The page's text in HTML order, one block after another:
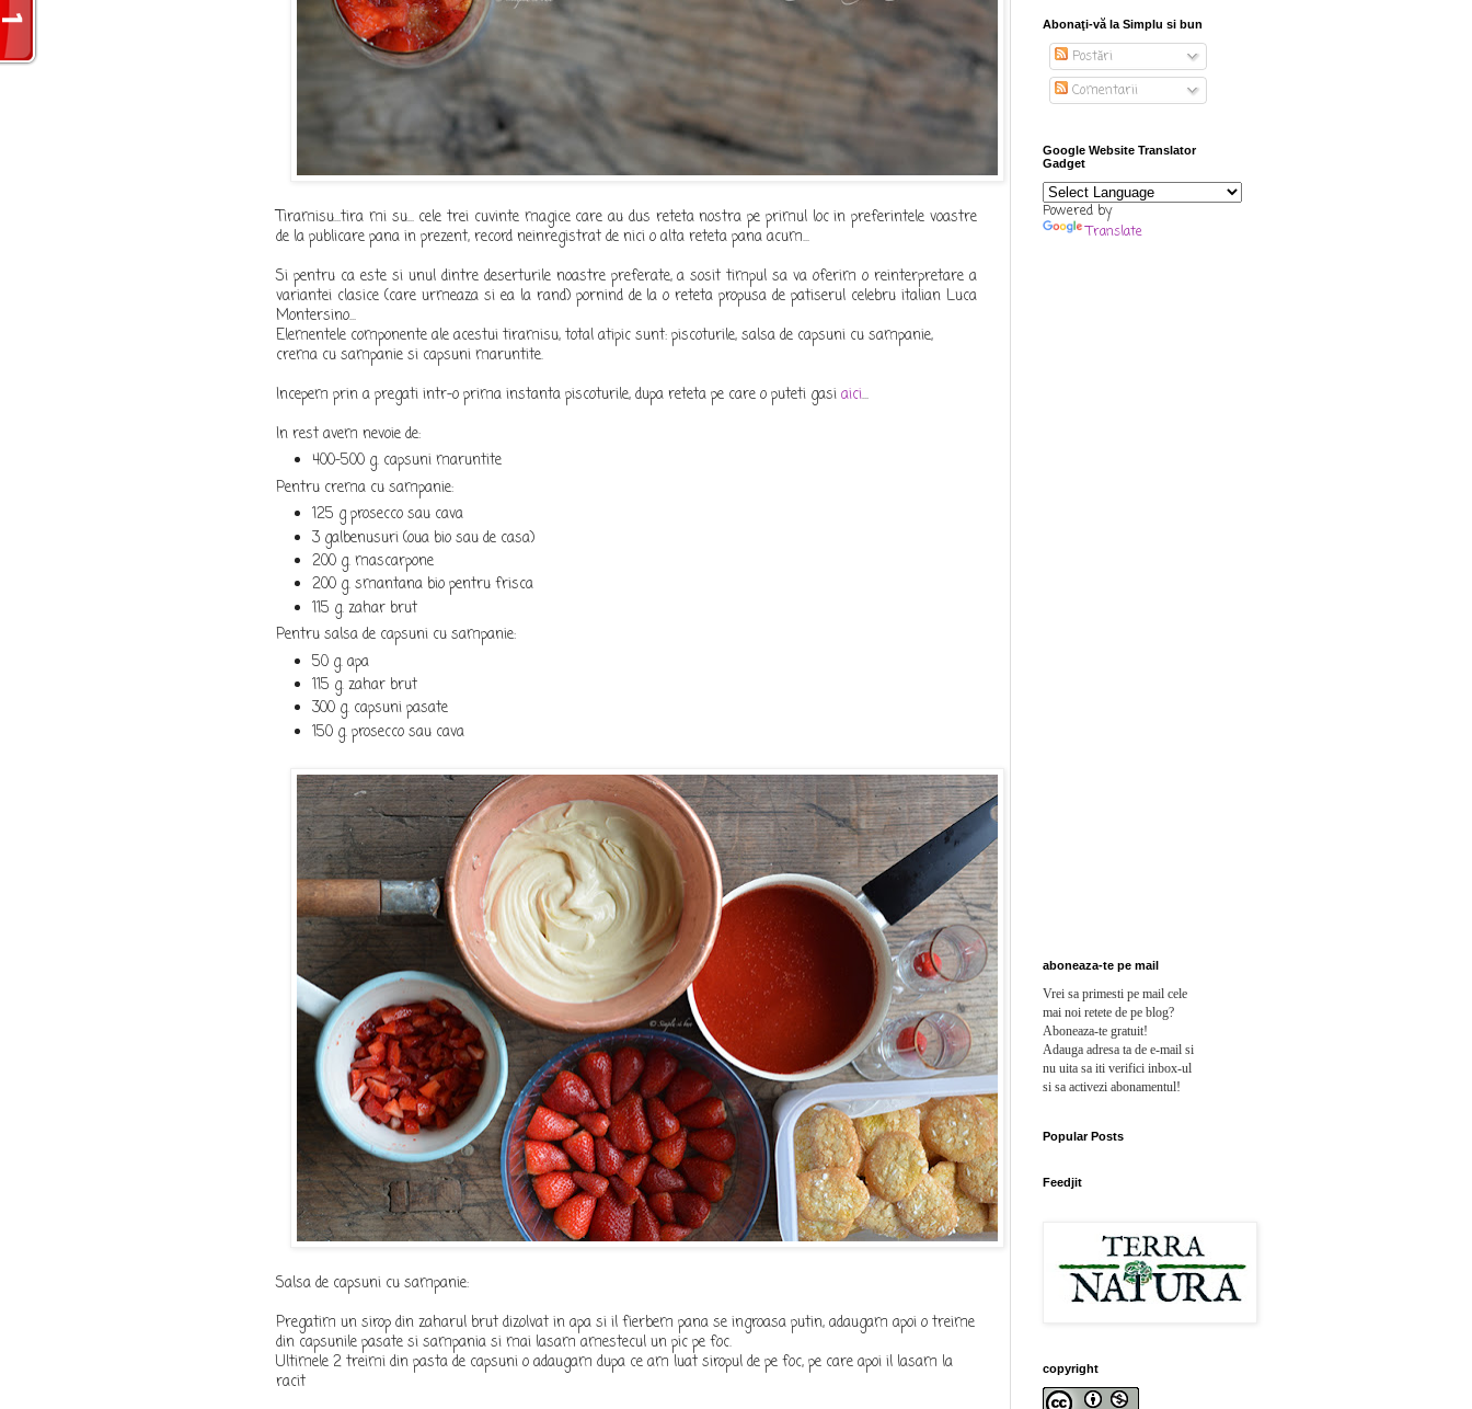
Tiramisu...tira mi su... cele trei cuvinte magice care au dus reteta nostra pe primul loc in preferintele voastre
de la publicare pana in prezent, record neinregistrat de nici o alta reteta pana acum...
Si pentru ca este si unul dintre deserturile noastre preferate, a sosit timpul sa va oferim o reinterpretare a
variantei clasice (care urmeaza si ea la rand) pornind de la o reteta propusa de patiserul celebru italian Luca
Montersino...
Elementele componente ale acestui tiramisu, total atipic sunt: piscoturile, salsa de capsuni cu sampanie,
crema cu sampanie si capsuni maruntite.
Incepem prin a pregati intr-o prima instanta piscoturile, dupa reteta pe care o puteti gasi aici...
In rest avem nevoie de:
400-500 g. capsuni maruntite
Pentru crema cu sampanie:
125 g prosecco sau cava
3 galbenusuri (oua bio sau de casa)
200 g. mascarpone
200 g. smantana bio pentru frisca
115 g. zahar brut
Pentru salsa de capsuni cu sampanie:
50 g. apa
115 g. zahar brut
300 g. capsuni pasate
150 g. prosecco sau cava
Salsa de capsuni cu sampanie:
Pregatim un sirop din zaharul brut dizolvat in apa si il fierbem pana se ingroasa putin, adaugam apoi o treime
din capsunile pasate si sampania si mai lasam amestecul un pic pe foc.
Ultimele 2 treimi din pasta de capsuni o adaugam dupa ce am luat siropul de pe foc, pe care apoi il lasam la
racit
Abonaţi-vă la Simplu si bun
Postări
Comentarii
Google Website Translator
Gadget
Powered by
Translate
aboneaza-te pe mail
Vrei sa primesti pe mail cele
mai noi retete de pe blog?
Aboneaza-te gratuit!
Adauga adresa ta de e-mail si
nu uita sa iti verifici inbox-ul
si sa activezi abonamentul!
Popular Posts
Feedjit
copyright